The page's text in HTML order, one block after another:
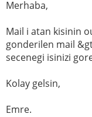
Merhaba,
Mail i atan kisinin
gonderilen mail
secenegi isinizi
Kolay gelsin,
Emre.